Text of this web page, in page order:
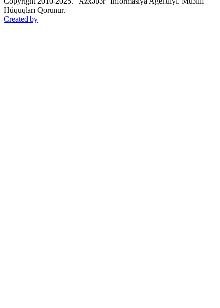
Hüquqları Qorunur.
Created by